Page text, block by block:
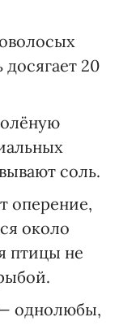
20
соль.
оперение,
около
птицы не
однолюбы,